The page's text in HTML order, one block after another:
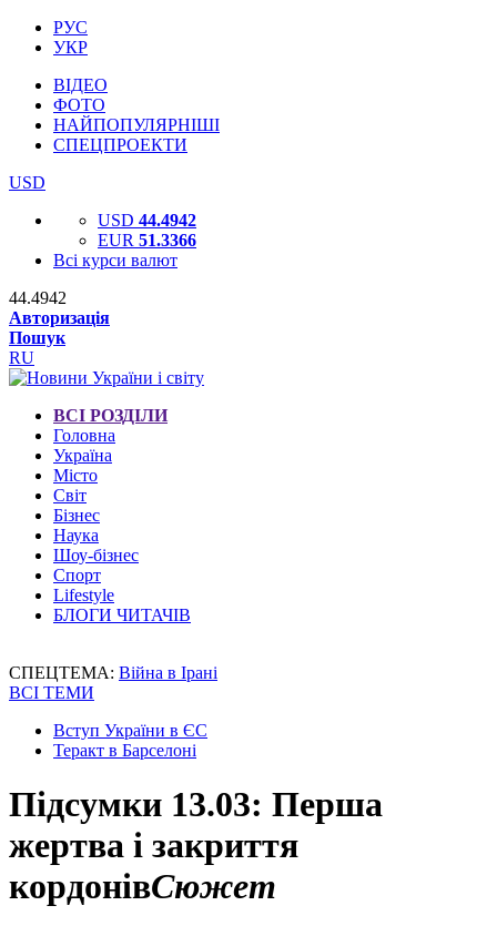
РУС
УКР
ВІДЕО
ФОТО
НАЙПОПУЛЯРНІШІ
СПЕЦПРОЕКТИ
USD
USD 44.4942
EUR 51.3366
Всі курси валют
44.4942
Авторизація
Пошук
RU
ВСІ РОЗДІЛИ
Головна
Україна
Місто
Світ
Бізнес
Наука
Шоу-бізнес
Спорт
Lifestyle
БЛОГИ ЧИТАЧІВ
СПЕЦТЕМА: Війна в Ірані
ВСІ ТЕМИ
Вступ України в ЄС
Теракт в Барселоні
Підсумки 13.03: Перша
жертва і закриття
кордонівСюжет